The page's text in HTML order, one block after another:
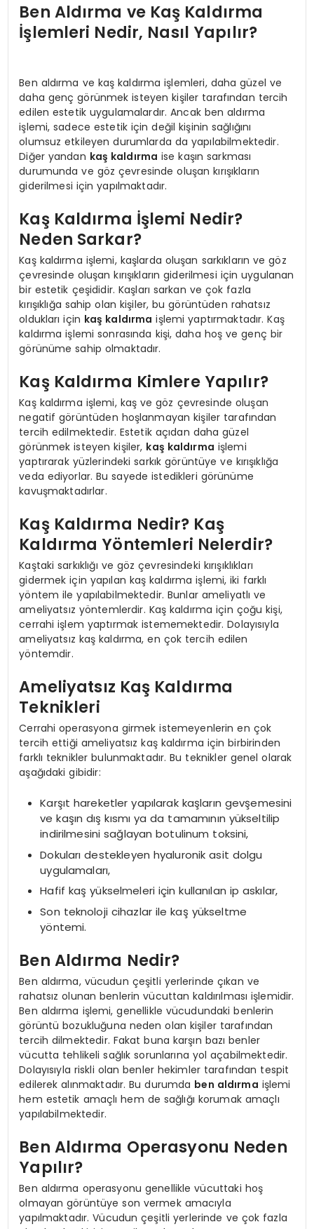
Ben Aldırma ve Kaş Kaldırma
İşlemleri Nedir, Nasıl Yapılır?
Ben aldırma ve kaş kaldırma işlemleri, daha güzel ve
daha genç görünmek isteyen kişiler tarafından tercih
edilen estetik uygulamalardır. Ancak ben aldırma
işlemi, sadece estetik için değil kişinin sağlığını
olumsuz etkileyen durumlarda da yapılabilmektedir.
Diğer yandan kaş kaldırma ise kaşın sarkması
durumunda ve göz çevresinde oluşan kırışıkların
giderilmesi için yapılmaktadır.
Kaş Kaldırma İşlemi Nedir?
Neden Sarkar?
Kaş kaldırma işlemi, kaşlarda oluşan sarkıkların ve göz
çevresinde oluşan kırışıkların giderilmesi için uygulanan
bir estetik çeşididir. Kaşları sarkan ve çok fazla
kırışıklığa sahip olan kişiler, bu görüntüden rahatsız
oldukları için kaş kaldırma işlemi yaptırmaktadır. Kaş
kaldırma işlemi sonrasında kişi, daha hoş ve genç bir
görünüme sahip olmaktadır.
Kaş Kaldırma Kimlere Yapılır?
Kaş kaldırma işlemi, kaş ve göz çevresinde oluşan
negatif görüntüden hoşlanmayan kişiler tarafından
tercih edilmektedir. Estetik açıdan daha güzel
görünmek isteyen kişiler, kaş kaldırma işlemi
yaptırarak yüzlerindeki sarkık görüntüye ve kırışıklığa
veda ediyorlar. Bu sayede istedikleri görünüme
kavuşmaktadırlar.
Kaş Kaldırma Nedir? Kaş
Kaldırma Yöntemleri Nelerdir?
Kaştaki sarkıklığı ve göz çevresindeki kırışıklıkları
gidermek için yapılan kaş kaldırma işlemi, iki farklı
yöntem ile yapılabilmektedir. Bunlar ameliyatlı ve
ameliyatsız yöntemlerdir. Kaş kaldırma için çoğu kişi,
cerrahi işlem yaptırmak istememektedir. Dolayısıyla
ameliyatsız kaş kaldırma, en çok tercih edilen
yöntemdir.
Ameliyatsız Kaş Kaldırma
Teknikleri
Cerrahi operasyona girmek istemeyenlerin en çok
tercih ettiği ameliyatsız kaş kaldırma için birbirinden
farklı teknikler bulunmaktadır. Bu teknikler genel olarak
aşağıdaki gibidir:
Karşıt hareketler yapılarak kaşların gevşemesini
ve kaşın dış kısmı ya da tamamının yükseltilip
indirilmesini sağlayan botulinum toksini,
Dokuları destekleyen hyaluronik asit dolgu
uygulamaları,
Hafif kaş yükselmeleri için kullanılan ip askılar,
Son teknoloji cihazlar ile kaş yükseltme
yöntemi.
Ben Aldırma Nedir?
Ben aldırma, vücudun çeşitli yerlerinde çıkan ve
rahatsız olunan benlerin vücuttan kaldırılması işlemidir.
Ben aldırma işlemi, genellikle vücudundaki benlerin
görüntü bozukluğuna neden olan kişiler tarafından
tercih dilmektedir. Fakat buna karşın bazı benler
vücutta tehlikeli sağlık sorunlarına yol açabilmektedir.
Dolayısıyla riskli olan benler hekimler tarafından tespit
edilerek alınmaktadır. Bu durumda ben aldırma işlemi
hem estetik amaçlı hem de sağlığı korumak amaçlı
yapılabilmektedir.
Ben Aldırma Operasyonu Neden
Yapılır?
Ben aldırma operasyonu genellikle vücuttaki hoş
olmayan görüntüye son vermek amacıyla
yapılmaktadır. Vücudun çeşitli yerlerinde ve çok fazla